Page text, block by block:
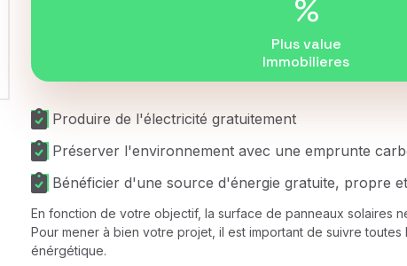
%
Plus value
Immobilieres
Produire de l'électricité gratuitement
Préserver l'environnement avec une emprunte
Bénéficier d'une source d'énergie gratuite, propre
En fonction de votre objectif, la surface de panneaux solaires
Pour mener à bien votre projet, il est important de suivre
énérgétique.